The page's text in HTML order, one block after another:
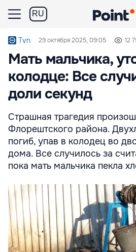
RU
Tvn 29 октября 2025, 09:05 12
Мать мальчика,
колодце: Все
доли секунд
Страшная трагедия
Флорештского района.
погиб, упав в колодец во
дома. Все случилось за
пока мать мальчика пекла